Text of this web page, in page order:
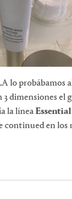
lo probábamos
3 dimensiones
la línea
continued en los